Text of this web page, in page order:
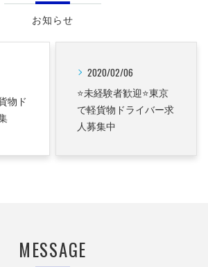
お知らせ
物ド
2020/02/06
⭐未経験者歓迎⭐東京
で軽貨物ドライバー求
人募集中
MESSAGE